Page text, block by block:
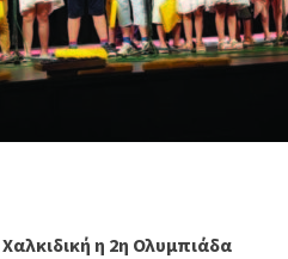
η 2η Ολυμπιάδα